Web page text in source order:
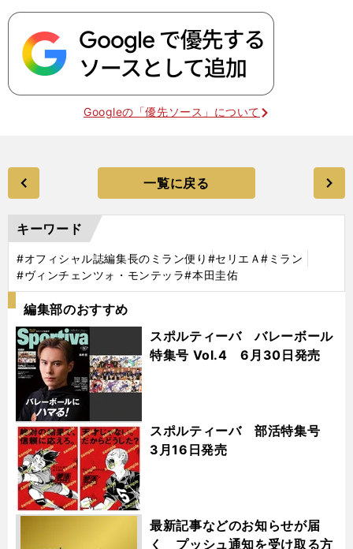
Googleの「優先ソース」について
一覧に戻る
キーワード
#オフィシャル誌編集長のミラン便り #セリエＡ#ミラン
#ヴィンチェンツォ・モンテッラ#本田圭佑
編集部のおすすめ
スポルティーバ バレーボール
特集号 Vol.4 6月30日発売
スポルティーバ 部活特集号
3月16日発売
最新記事などのお知らせが届
く プッシュ通知を受け取る方